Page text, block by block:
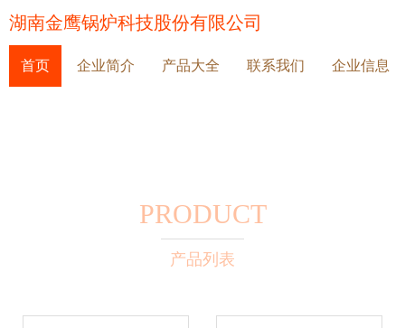
湖南金鹰锅炉科技股份有限公司
首页 企业简介 产品大全 联系我们 企业信息
PRODUCT
产品列表